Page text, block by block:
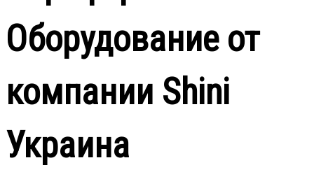
Оборудование от
компании Shini
Украина